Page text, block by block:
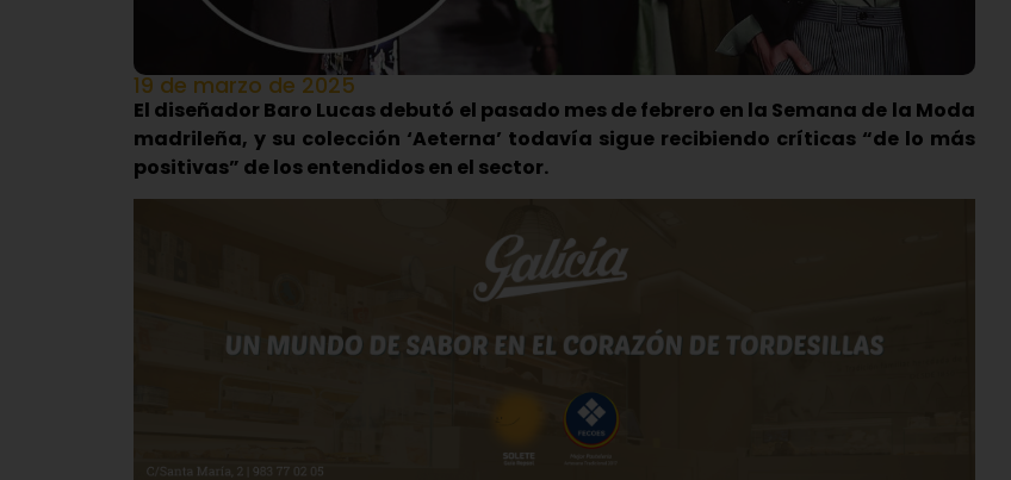
19 de marzo de 2025
El diseñador Baro Lucas debutó el pasado mes de febrero en la Semana de la Moda
madrileña, y su colección ‘Aeterna’ todavía sigue recibiendo críticas “de lo más
positivas” de los entendidos en el sector.